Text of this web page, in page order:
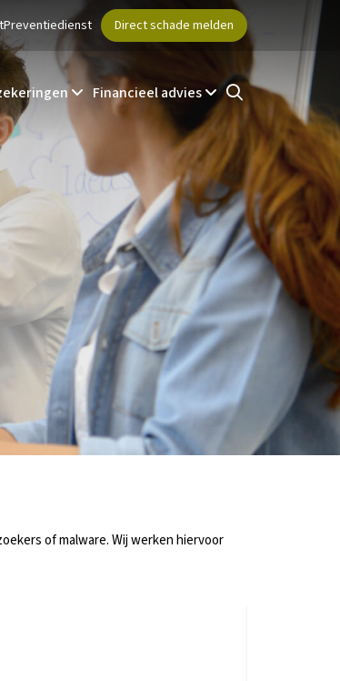
Preventiedienst Direct schade melden
Financieel advies
of malware. Wij werken hiervoor